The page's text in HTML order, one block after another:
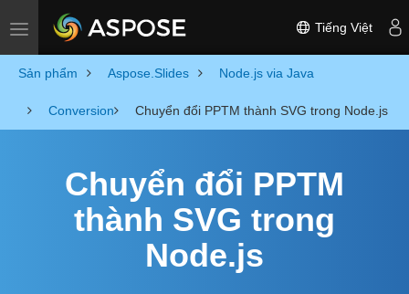
Toggle navigation Tiếng Việt
Sản phẩm Aspose.Slides Node.js via Java
Conversion Chuyển đổi PPTM thành SVG trong Node.js
Chuyển đổi PPTM
thành SVG trong
Node.js